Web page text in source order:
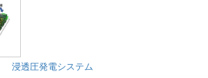
浸透圧発電システム